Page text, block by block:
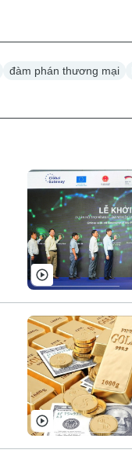
đàm phán thương mại